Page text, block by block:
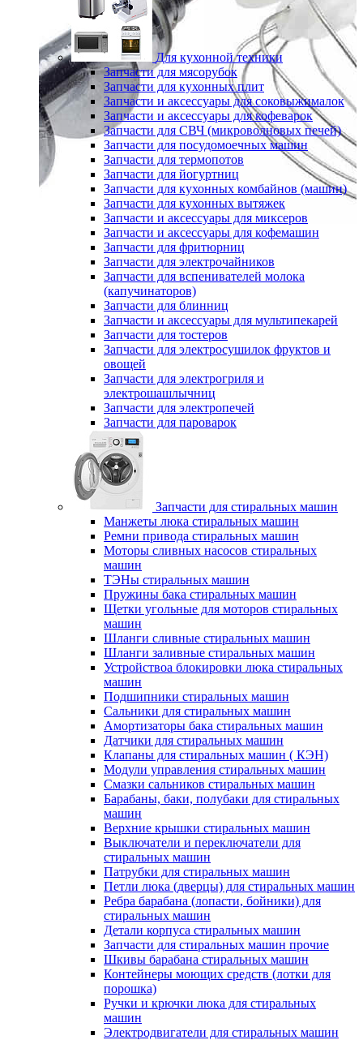
Для кухонной техники
Запчасти для мясорубок
Запчасти для кухонных плит
Запчасти и аксессуары для соковыжималок
Запчасти и аксессуары для кофеварок
Запчасти для СВЧ (микроволновых печей)
Запчасти для посудомоечных машин
Запчасти для термопотов
Запчасти для йогуртниц
Запчасти для кухонных комбайнов (машин)
Запчасти для кухонных вытяжек
Запчасти и аксессуары для миксеров
Запчасти и аксессуары для кофемашин
Запчасти для фритюрниц
Запчасти для электрочайников
Запчасти для вспенивателей молока
(капучинаторов)
Запчасти для блинниц
Запчасти и аксессуары для мультипекарей
Запчасти для тостеров
Запчасти для электросушилок фруктов и
овощей
Запчасти для электрогриля и
электрошашлычниц
Запчасти для электропечей
Запчасти для пароварок
Запчасти для стиральных машин
Манжеты люка стиральных машин
Ремни привода стиральных машин
Моторы сливных насосов стиральных
машин
ТЭНы стиральных машин
Пружины бака стиральных машин
Щетки угольные для моторов стиральных
машин
Шланги сливные стиральных машин
Шланги заливные стиральных машин
Устройствоа блокировки люка стиральных
машин
Подшипники стиральных машин
Сальники для стиральных машин
Амортизаторы бака стиральных машин
Датчики для стиральных машин
Клапаны для стиральных машин ( КЭН)
Модули управления стиральных машин
Смазки сальников стиральных машин
Барабаны, баки, полубаки для стиральных
машин
Верхние крышки стиральных машин
Выключатели и переключатели для
стиральных машин
Патрубки для стиральных машин
Петли люка (дверцы) для стиральных машин
Ребра барабана (лопасти, бойники) для
стиральных машин
Детали корпуса стиральных машин
Запчасти для стиральных машин прочие
Шкивы барабана стиральных машин
Контейнеры моющих средств (лотки для
порошка)
Ручки и крючки люка для стиральных
машин
Электродвигатели для стиральных машин